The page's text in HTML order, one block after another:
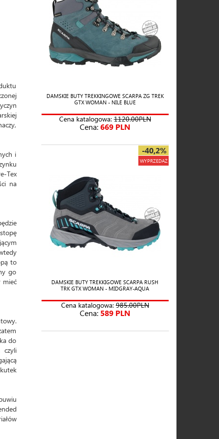
i
Tex
na
to
go
mieć
do
czyli
DAMSKIE BUTY TREKKINGOWE SCARPA ZG TREK
GTX WOMAN - NILE BLUE
Cena katalogowa:1120.00PLN
Cena:669 PLN
-40,2%
WYPRZEDAŻ
DAMSKIE BUTY TREKKIGOWE SCARPA RUSH
TRK GTX WOMAN - MIDGRAY-AQUA
Cena katalogowa:985.00PLN
Cena: 589 PLN